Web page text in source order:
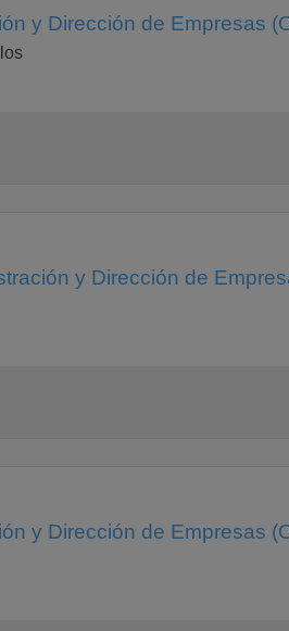
y Dirección de Empresas
y Dirección de
y Dirección de Empresas